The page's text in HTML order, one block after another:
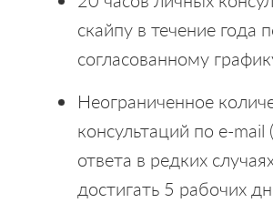
скайпу в течение года
согласованному
Неограниченное
консультаций по e-mail
ответа в редких
достигать 5 рабочих